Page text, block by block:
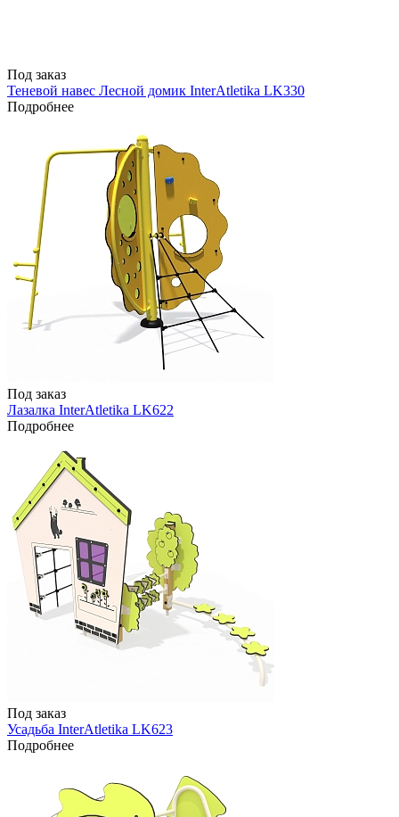
Под заказ
Теневой навес Лесной домик InterAtletika LK330
Подробнее
Под заказ
Лазалка InterAtletika LK622
Подробнее
Под заказ
Усадьба InterAtletika LK623
Подробнее